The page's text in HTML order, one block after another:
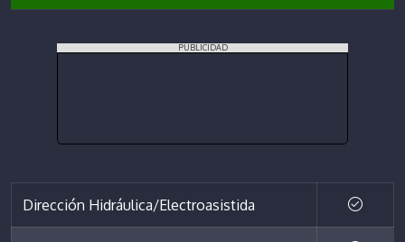
PUBLICIDAD
Dirección Hidráulica/Electroasistida